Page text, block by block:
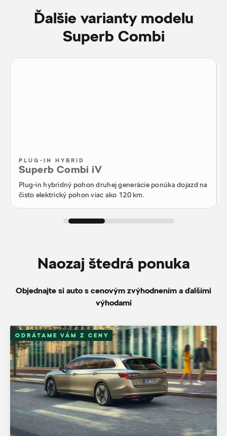
Ďalšie varianty modelu
Superb Combi
PLUG-IN HYBRID
Superb Combi iV
Plug-in hybridný pohon druhej generácie ponúka dojazd na
čisto elektrický pohon viac ako 120 km.
Naozaj štedrá ponuka
Objednajte si auto s cenovým zvýhodnením a ďalšími
výhodami
ODRÁTAME VÁM Z CENY